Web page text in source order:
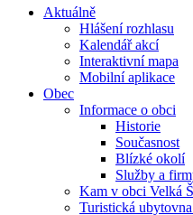
Aktuálně
Hlášení rozhlasu
Kalendář akcí
Interaktivní mapa
Mobilní aplikace
Obec
Informace o obci
Historie
Současnost
Blízké okolí
Služby a
Kam v obci Velká
Turistická